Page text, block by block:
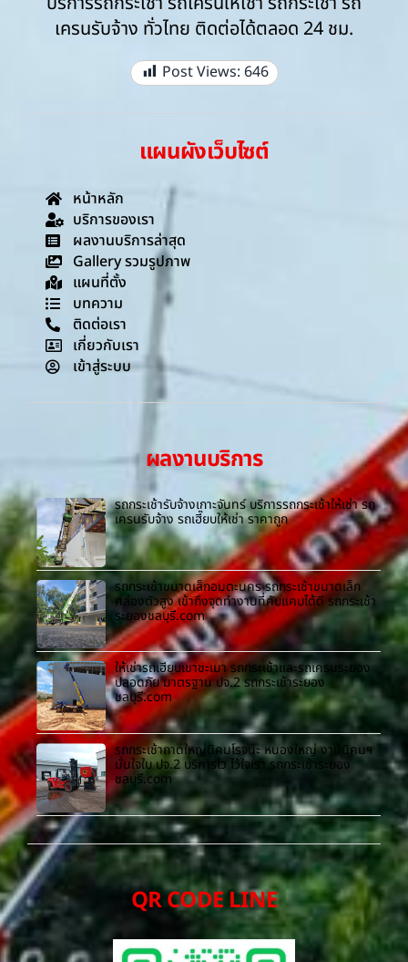
เครนรับจ้าง ทั่วไทย ติดต่อได้ตลอด 24 ชม.
Post Views: 646
แผนผังเว็บไซต์
หน้าหลัก
บริการของเรา
ผลงานบริการล่าสุด
Gallery รวมรูปภาพ
แผนที่ตั้ง
บทความ
ติดต่อเรา
เกี่ยวกับเรา
เข้าสู่ระบบ
ผลงานบริการ
รถกระเช้ารับจ้างเกาะจันทร์ บริการรถกระเช้าให้เช่า รถ
เครนรับจ้าง รถเฮี๊ยบให้เช่า ราคาถูก
รถกระเช้าขนาดเล็กอมตะนคร รถกระเช้าขนาดเล็ก
คล่องตัวสูง เข้าถึงจุดทำงานที่คับแคบได้ดี รถกระเช้า
ระยองชลบุรี.com
ให้เช่ารถเฮี๊ยบเขาชะเมา รถกระเช้าและรถเครนระยอง
ปลอดภัย มาตรฐาน ปจ.2 รถกระเช้าระยอง
ชลบุรี.com
รถกระเช้าถาดใหญ่นิคมโรจนะ หนองใหญ่ งานนิคมฯ
มั่นใจใบ ปจ.2 บริการไว ไว้ใจเรา รถกระเช้าระยอง
ชลบุรี.com
QR CODE LINE